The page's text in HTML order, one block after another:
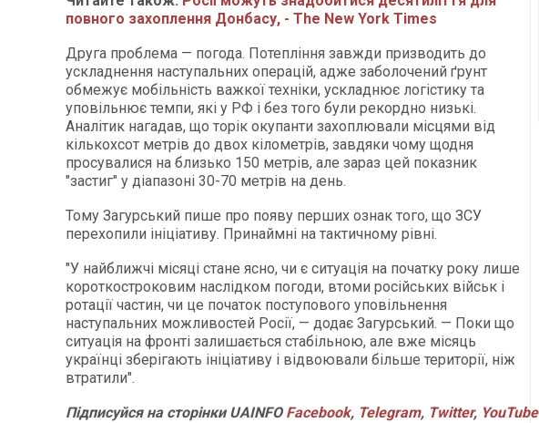
повного захоплення Донбасу, - The New York Times
Друга проблема — погода. Потепління завжди призводить до
ускладнення наступальних операцій, адже заболочений ґрунт
обмежує мобільність важкої техніки, ускладнює логістику та
уповільнює темпи, які у РФ і без того були рекордно низькі.
Аналітик нагадав, що торік окупанти захоплювали місцями від
кількохсот метрів до двох кілометрів, завдяки чому щодня
просувалися на близько 150 метрів, але зараз цей показник
"застиг" у діапазоні 30-70 метрів на день.
Тому Загурський пише про появу перших ознак того, що ЗСУ
перехопили ініціативу. Принаймні на тактичному рівні.
"У найближчі місяці стане ясно, чи є ситуація на початку року лише
короткостроковим наслідком погоди, втоми російських військ і
ротації частин, чи це початок поступового уповільнення
наступальних можливостей Росії, — додає Загурський. — Поки що
ситуація на фронті залишається стабільною, але вже місяць
українці зберігають ініціативу і відвоювали більше території, ніж
втратили".
ПідписуйсянасторінкиUAINFO Facebook, Telegram, Twitter, YouTube